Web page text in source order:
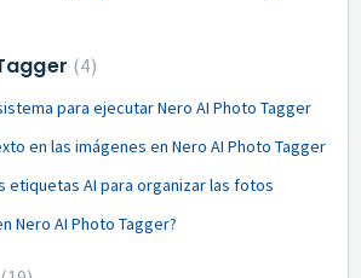
4
para ejecutar Nero AI Photo Tagger
en las imágenes en Nero AI Photo Tagger
etiquetas AI para organizar las fotos
Nero AI Photo Tagger?